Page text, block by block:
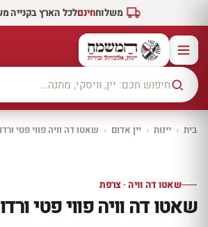
משלוחחינםלכל הארץ בקנייה
בית › יינות › יין אדום › שאטו דה וויה פווי פטי ורדו
10% הנחה
עכשיו ב-10% הנחה
שאטו דה וויה · צרפת
שאטו דה וויה פווי פטי ורדו